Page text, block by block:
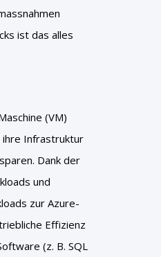
ist das alles
(VM)
ihre Infrastruktur
Dank der
und
zur Azure-
Effizienz
(z. B. SQL